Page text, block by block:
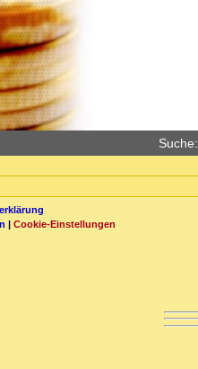
Suche:
| Cookie-Einstellungen